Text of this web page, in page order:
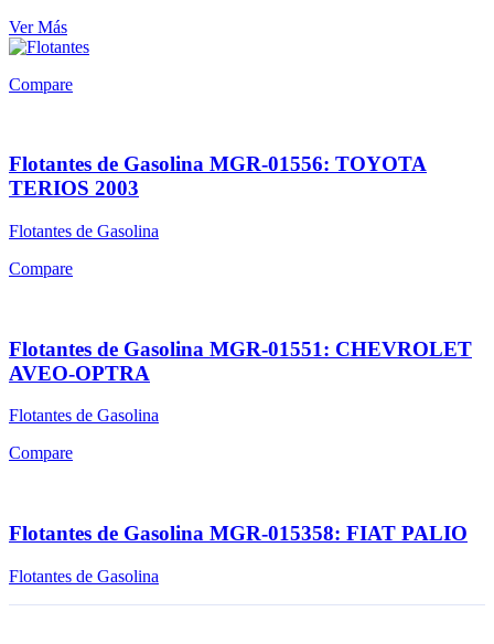
Ver Más
Compare
Flotantes de Gasolina MGR-01556: TOYOTA
TERIOS 2003
Flotantes de Gasolina
Compare
Flotantes de Gasolina MGR-01551: CHEVROLET
AVEO-OPTRA
Flotantes de Gasolina
Compare
Flotantes de Gasolina MGR-015358: FIAT PALIO
Flotantes de Gasolina